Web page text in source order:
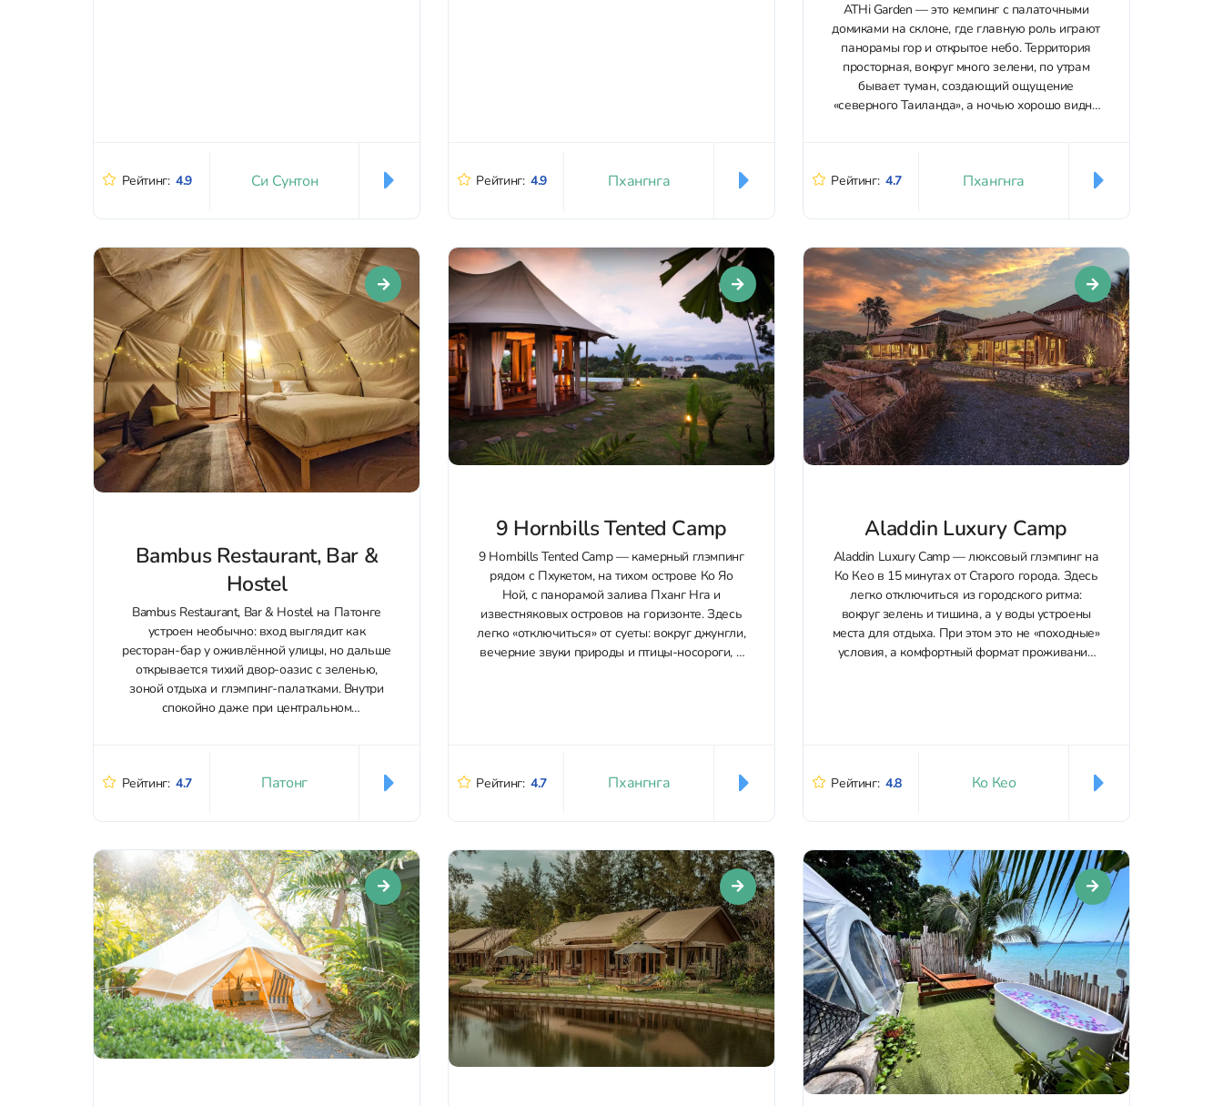
Рейтинг: 4.9 Си Сунтон Рейтинг: 4.9 Пхангнга
ATHi Garden — это кемпинг с палаточными
домиками на склоне, где главную роль играют
панорамы гор и открытое небо. Территория
просторная, вокруг много зелени, по утрам
бывает туман, создающий ощущение
«северного Таиланда», а ночью хорошо видно
Рейтинг: 4.7 Пхангнга
Bambus Restaurant, Bar &
Hostel
Bambus Restaurant, Bar & Hostel на Патонге
устроен необычно: вход выглядит как
ресторан-бар у оживлённой улицы, но дальше
открывается тихий двор‑оазис с зеленью,
зоной отдыха и глэмпинг‑палатками. Внутри
спокойно даже при центральном
Рейтинг: 4.7 Патонг
9 Hornbills Tented Camp
9 Hornbills Tented Camp — камерный глэмпинг
рядом с Пхукетом, на тихом острове Ко Яо
Ной, с панорамой залива Пханг Нга и
известняковых островов на горизонте. Здесь
легко «отключиться» от суеты: вокруг джунгли,
вечерние звуки природы и птицы-носороги, а
Рейтинг: 4.7 Пхангнга
Aladdin Luxury Camp
Aladdin Luxury Camp — люксовый глэмпинг на
Ко Кео в 15 минутах от Старого города. Здесь
легко отключиться из городского ритма:
вокруг зелень и тишина, а у воды устроены
места для отдыха. При этом это не «походные»
условия, а комфортный формат проживания
Рейтинг: 4.8 Ко Кео